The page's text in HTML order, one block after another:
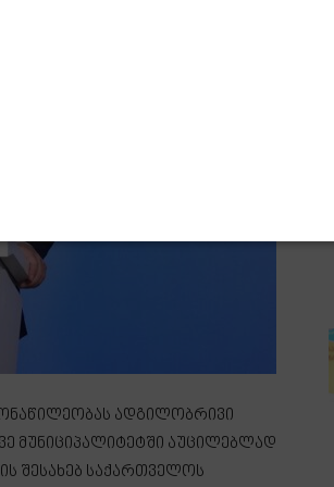
ადგილობრივი
მუნიციპალიტეტში აუცილებლად
შესახებ საქართველოს